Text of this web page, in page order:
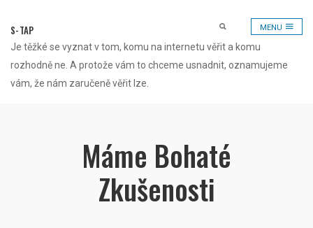
content
S-TAP
Je těžké se vyznat v tom, komu na internetu věřit a komu
rozhodně ne. A protože vám to chceme usnadnit, oznamujeme
vám, že nám zaručeně věřit lze.
MENU
Máme Bohaté
Zkušenosti